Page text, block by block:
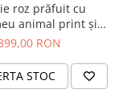
roz prăfuit cu
animal print și
cureaRON
STOC